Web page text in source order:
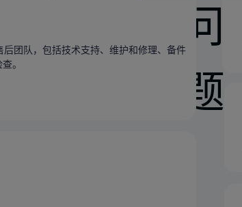
问
题
团队，包括技术支持、维护和修理、备件
。